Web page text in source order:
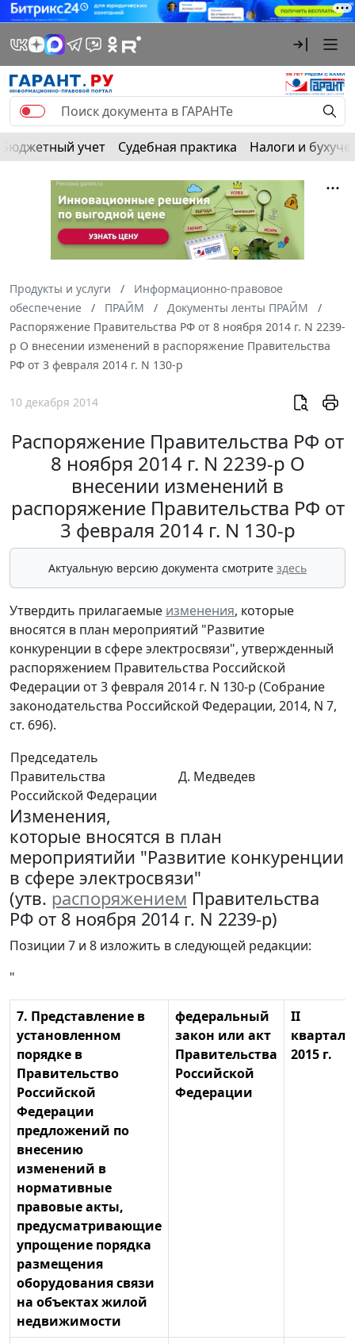
Бюджетный учет Судебная практика Налоги и
Продукты и услуги
Информационно-правовое
обеспечение
ПРАЙМ
Документы ленты ПРАЙМ
Распоряжение Правительства РФ от 8 ноября 2014 г. N 2239-
р О внесении изменений в распоряжение Правительства
РФ от 3 февраля 2014 г. N 130-р
10 декабря 2014
Распоряжение Правительства РФ от
8 ноября 2014 г. N 2239-р О
внесении изменений в
распоряжение Правительства РФ от
3 февраля 2014 г. N 130-р
Актуальную версию документа смотрите здесь
Утвердить прилагаемые изменения, которые
вносятся в план мероприятий "Развитие
конкуренции в сфере электросвязи", утвержденный
распоряжением Правительства Российской
Федерации от 3 февраля 2014 г. N 130-р (Собрание
законодательства Российской Федерации, 2014, N 7,
ст. 696).
Председатель
Правительства
Российской Федерации
Д. Медведев
Изменения,
которые вносятся в план
мероприятийи "Развитие конкуренции
в сфере электросвязи"
(утв. распоряжением Правительства
РФ от 8 ноября 2014 г. N 2239-р)
Позиции 7 и 8 изложить в следующей редакции:
"
7. Представление в
установленном
порядке в
Правительство
Российской
Федерации
предложений по
внесению
изменений в
нормативные
правовые акты,
предусматривающие
упрощение порядка
размещения
оборудования связи
на объектах жилой
недвижимости
федеральный
закон или акт
Правительства
Российской
Федерации
II
квартал
2015 г.